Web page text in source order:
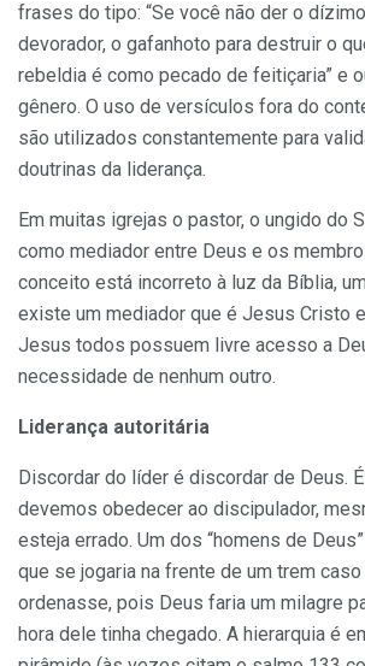
frases do tipo: “Se você não der o
devorador, o gafanhoto para destruir o
rebeldia é como pecado de feitiçaria” e
gênero. O uso de versículos fora do
são utilizados constantemente para
doutrinas da liderança.
Em muitas igrejas o pastor, o ungido do
como mediador entre Deus e os
conceito está incorreto à luz da Bíblia,
existe um mediador que é Jesus Cristo
Jesus todos possuem livre acesso a
necessidade de nenhum outro.
Liderança autoritária
Discordar do líder é discordar de Deus.
devemos obedecer ao discipulador,
esteja errado. Um dos “homens de
que se jogaria na frente de um trem caso
ordenasse, pois Deus faria um milagre
hora dele tinha chegado. A hierarquia é